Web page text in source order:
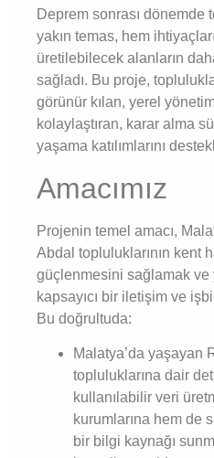
Deprem sonrası
yakın temas, hem
üretilebilecek alanların
sağladı. Bu proje,
görünür kılan, yerel
kolaylaştıran, karar alma
yaşama katılımlarını
Amacımız
Projenin temel amacı,
Abdal topluluklarının kent
güçlenmesini sağlamak ve
kapsayıcı bir iletişim ve
Bu doğrultuda:
Malatya’da yaşayan
topluluklarına dair
kullanılabilir veri
kurumlarına hem de
bir bilgi kaynağı